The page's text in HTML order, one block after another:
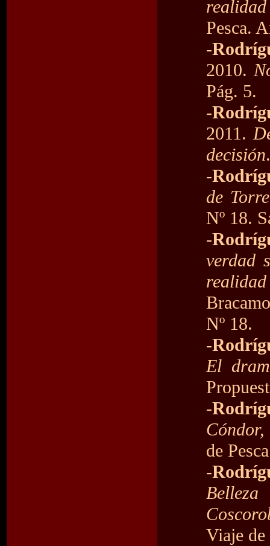
Pesca.
-
2010.
Pág. 5.
-
2011.
decisión
-
de
Nº 18.
-
verdad
Nº 18.
-
El
-
de
-
Viaje